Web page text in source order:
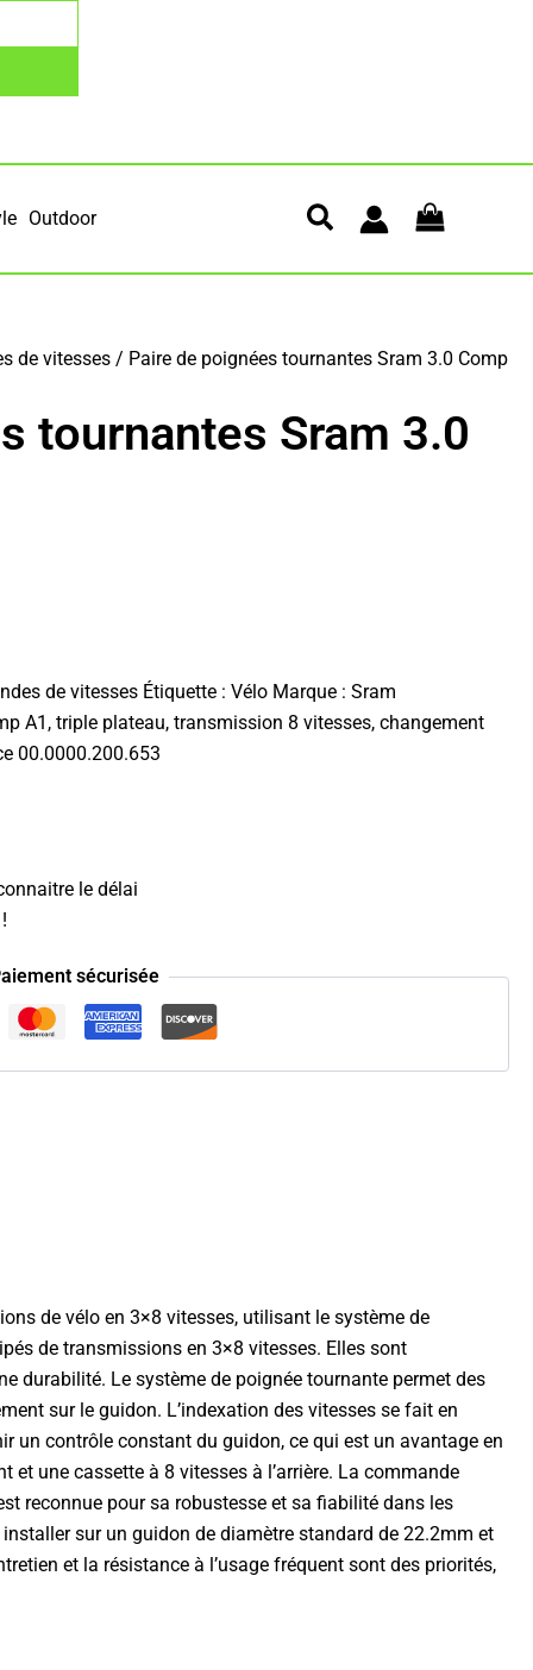
Outdoor
de vitesses/ Paire de poignées tournantes Sram 3.0 Comp
tournantes Sram 3.0
de vitesses Étiquette : Vélo Marque : Sram
A1, triple plateau, transmission 8 vitesses, changement
00.0000.200.653
le délai
sécurisée
de vélo en 3×8 vitesses, utilisant le système de
de transmissions en 3×8 vitesses. Elles sont
durabilité. Le système de poignée tournante permet des
sur le guidon. L’indexation des vitesses se fait en
un contrôle constant du guidon, ce qui est un avantage en
une cassette à 8 vitesses à l’arrière. La commande
reconnue pour sa robustesse et sa fiabilité dans les
sur un guidon de diamètre standard de 22.2mm et
et la résistance à l’usage fréquent sont des priorités,